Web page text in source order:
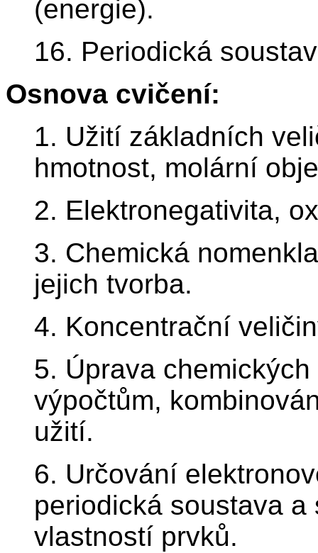
(energie).
16. Periodická
Osnova cvičení:
1. Užití základních
hmotnost, molární
2. Elektronegativita,
3. Chemická
jejich tvorba.
4. Koncentrační
5. Úprava
výpočtům,
užití.
6. Určování
periodická soustava
vlastností prvků.